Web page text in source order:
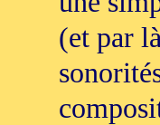
(et par